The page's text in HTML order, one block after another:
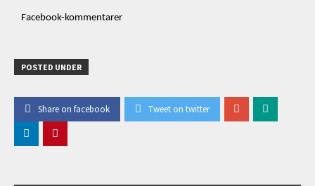
Facebook-kommentarer
POSTED UNDER
Share on facebook Tweet on twitter